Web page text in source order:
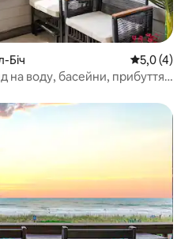
Біч Середня
5,0 (4)
на воду, басейни, прибуття